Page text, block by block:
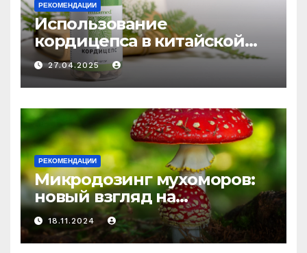
РЕКОМЕНДАЦИИ
Использование
кордицепса в китайской
медицине: природное
средство против усталости
и истощения
27.04.2025
РЕКОМЕНДАЦИИ
Микродозинг мухоморов:
новый взгляд на
психоделику
18.11.2024